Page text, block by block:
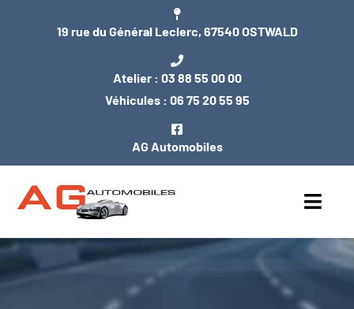
19 rue du Général Leclerc, 67540 OSTWALD
Atelier : 03 88 55 00 00
Véhicules : 06 75 20 55 95
AG Automobiles
ACCUEIL